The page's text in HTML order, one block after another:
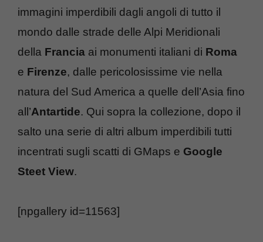
immagini imperdibili dagli angoli di tutto il
mondo dalle strade delle Alpi Meridionali
della Francia ai monumenti italiani di Roma
e Firenze, dalle pericolosissime vie nella
natura del Sud America a quelle dell’Asia fino
all’Antartide. Qui sopra la collezione, dopo il
salto una serie di altri album imperdibili tutti
incentrati sugli scatti di GMaps e Google
Steet View.
[npgallery id=11563]